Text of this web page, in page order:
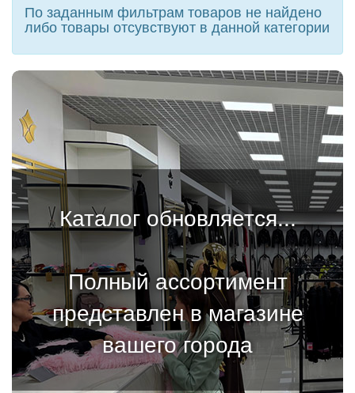
По заданным фильтрам товаров не найдено
либо товары отсувствуют в данной категории
Каталог обновляется...
Полный ассортимент
представлен в магазине
вашего города